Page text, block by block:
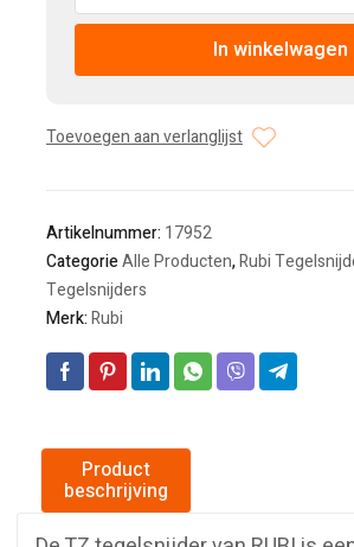
In winkelwagen
Toevoegen aan verlanglijst
Artikelnummer: 17952
CategorieAlle Producten,Rubi
Tegelsnijders
Merk:Rubi
Product
beschrijving